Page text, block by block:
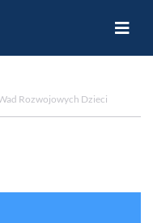
Rozwojowych Dzieci